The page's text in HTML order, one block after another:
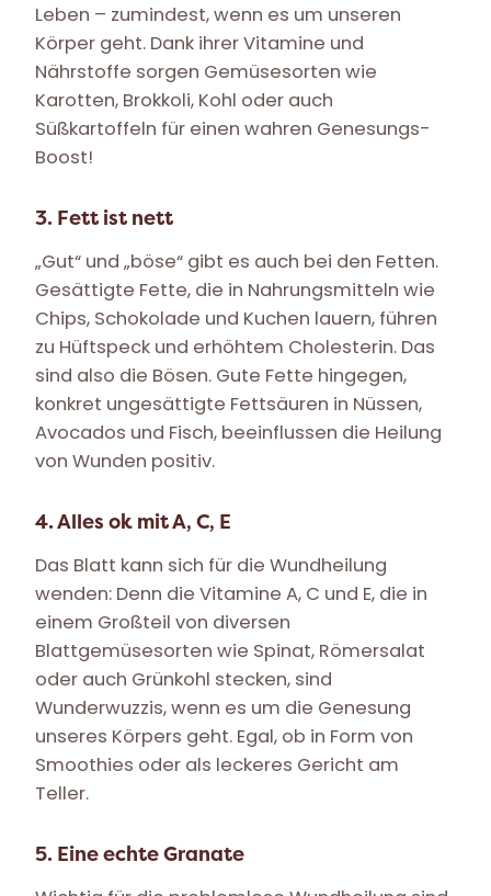
Leben – zumindest, wenn es um unseren
Körper geht. Dank ihrer Vitamine und
Nährstoffe sorgen Gemüsesorten wie
Karotten, Brokkoli, Kohl oder auch
Süßkartoffeln für einen wahren Genesungs-
Boost!
3. Fett ist nett
„Gut“ und „böse“ gibt es auch bei den Fetten.
Gesättigte Fette, die in Nahrungsmitteln wie
Chips, Schokolade und Kuchen lauern, führen
zu Hüftspeck und erhöhtem Cholesterin. Das
sind also die Bösen. Gute Fette hingegen,
konkret ungesättigte Fettsäuren in Nüssen,
Avocados und Fisch, beeinflussen die Heilung
von Wunden positiv.
4. Alles ok mit A, C, E
Das Blatt kann sich für die Wundheilung
wenden: Denn die Vitamine A, C und E, die in
einem Großteil von diversen
Blattgemüsesorten wie Spinat, Römersalat
oder auch Grünkohl stecken, sind
Wunderwuzzis, wenn es um die Genesung
unseres Körpers geht. Egal, ob in Form von
Smoothies oder als leckeres Gericht am
Teller.
5. Eine echte Granate